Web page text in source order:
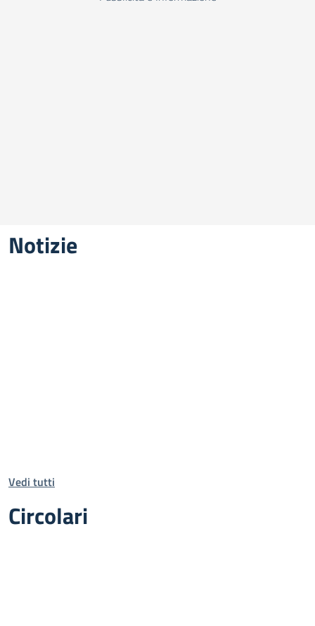
Notizie
Vedi tutti
Circolari